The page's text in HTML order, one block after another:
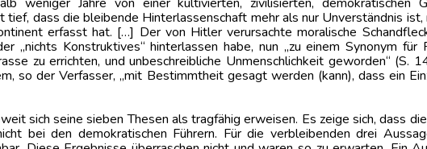
dass die bleibende Hinterlassenschaft mehr als nur Unverständnis ist,
erfasst hat. […] Der von Hitler verursachte moralische
„nichts Konstruktives“ hinterlassen habe, nun „zu einem Synonym für
zu errichten, und unbeschreibliche Unmenschlichkeit geworden“ (S.
so der Verfasser, „mit Bestimmtheit gesagt werden (kann), dass ein
sich seine sieben Thesen als tragfähig erweisen. Es zeige sich, dass
bei den demokratischen Führern. Für die verbleibenden drei